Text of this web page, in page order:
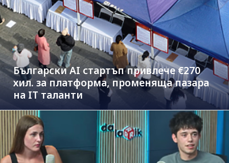
Български AI стартъп привлече €270
хил. за платформа, променяща пазара
на IT таланти